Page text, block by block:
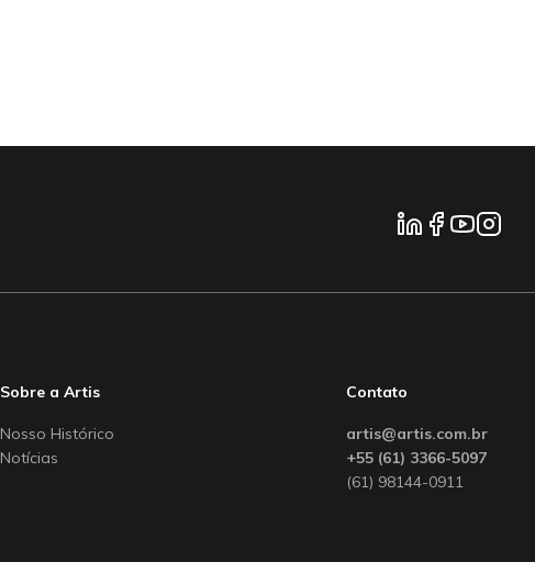
Sobre a Artis
Nosso Histórico
Notícias
Contato
artis@artis.com.br
+55 (61) 3366-5097
(61) 98144-0911